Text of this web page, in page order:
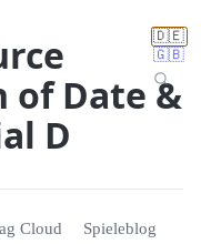
🇩🇪
🇬🇧
Date &
D
Cloud Spieleblog